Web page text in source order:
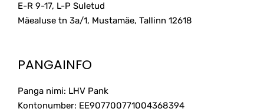
E-R 9-17, L-P Suletud
Mäealuse tn 3a/1, Mustamäe, Tallinn 12618
PANGAINFO
Panga nimi: LHV Pank
Kontonumber: EE907700771004368394